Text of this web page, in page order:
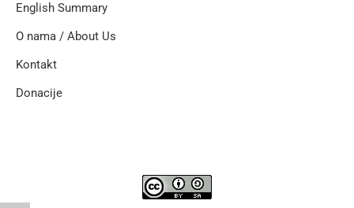
English Summary
O nama / About Us
Kontakt
Donacije